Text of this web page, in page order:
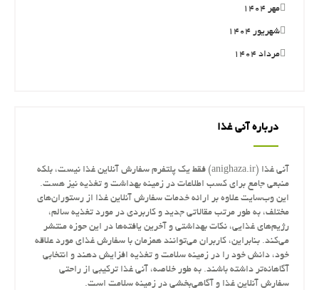
مهر ۱۴۰۴
شهریور ۱۴۰۴
مرداد ۱۴۰۴
درباره آنی غذا
آنی غذا (anighaza.ir) فقط یک پلتفرم سفارش آنلاین غذا نیست، بلکه
منبعی جامع برای کسب اطلاعات در زمینه بهداشت و تغذیه نیز هست.
این وب‌سایت علاوه بر ارائه خدمات سفارش آنلاین غذا از رستوران‌های
مختلف، به طور مرتب مقالاتی جدید و کاربردی در مورد تغذیه سالم،
رژیم‌های غذایی، نکات بهداشتی و آخرین یافته‌ها در این حوزه منتشر
می‌کند. بنابراین، کاربران می‌توانند همزمان با سفارش غذای مورد علاقه
خود، دانش خود را در زمینه سلامت و تغذیه افزایش دهند و انتخابی
آگاهانه‌تر داشته باشند. به طور خلاصه، آنی غذا ترکیبی از راحتی
سفارش آنلاین غذا و آگاهی‌بخشی در زمینه سلامت است.